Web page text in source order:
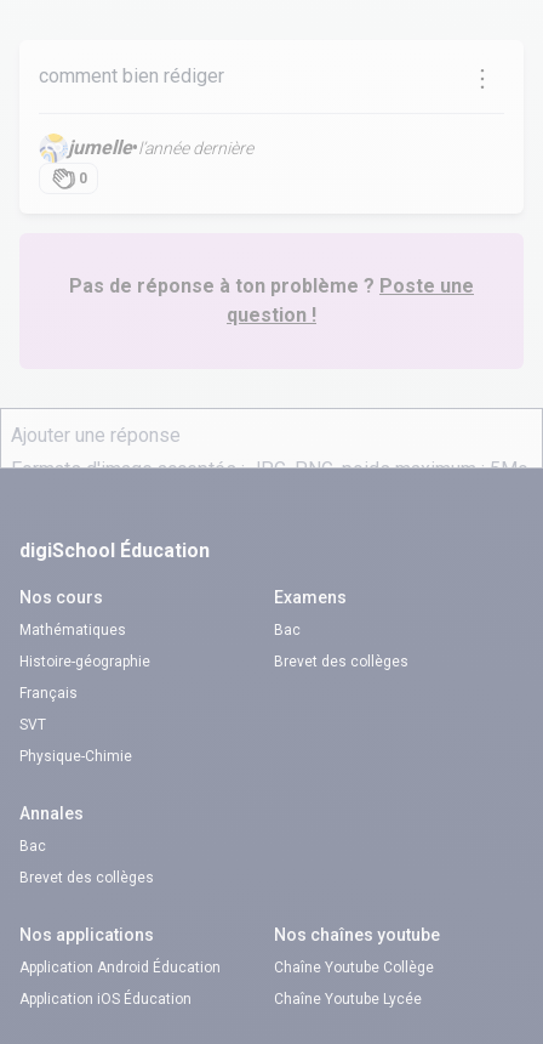
comment bien rédiger
jumelle•l’année dernière
0
Pas de réponse à ton problème ? Poste une
question !
digiSchool Éducation
Nos cours
Mathématiques
Histoire-géographie
Français
SVT
Physique-Chimie
Examens
Bac
Brevet des collèges
Annales
Bac
Brevet des collèges
Nos applications
Application Android Éducation
Application iOS Éducation
Nos chaînes youtube
Chaîne Youtube Collège
Chaîne Youtube Lycée